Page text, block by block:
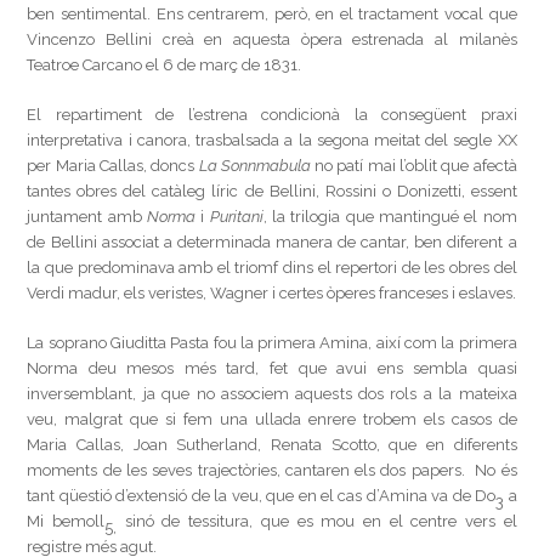
ben sentimental. Ens centrarem, però, en el tractament vocal que
Vincenzo Bellini creà en aquesta òpera estrenada al milanès
Teatroe Carcano el 6 de març de 1831.
El repartiment de l’estrena condicionà la consegüent praxi
interpretativa i canora, trasbalsada a la segona meitat del segle XX
per Maria Callas, doncs La Sonnmabulano patí mai l’oblit que afectà
tantes obres del catàleg líric de Bellini, Rossini o Donizetti, essent
juntament ambNorma i Puritani, la trilogia que mantingué el nom
de Bellini associat a determinada manera de cantar, ben diferent a
la que predominava amb el triomf dins el repertori de les obres del
Verdi madur, els veristes, Wagner i certes òperes franceses i eslaves.
La soprano Giuditta Pasta fou la primera Amina, així com la primera
Norma deu mesos més tard, fet que avui ens sembla quasi
inversemblant, ja que no associem aquests dos rols a la mateixa
veu, malgrat que si fem una ullada enrere trobem els casos de
Maria Callas, Joan Sutherland, Renata Scotto, que en diferents
moments de les seves trajectòries, cantaren els dos papers. No és
tant qüestió d’extensió de la veu, que en el cas d’Amina va de Do3 a
Mi bemoll 5, sinó de tessitura, que es mou en el centre vers el
registre més agut.